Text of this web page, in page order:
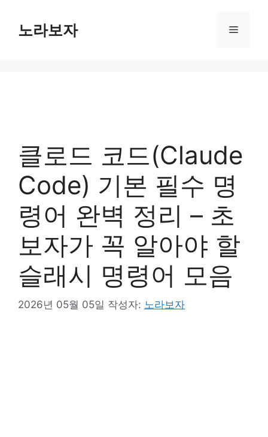
노라보자 메
클로드 코드(Claude
Code) 기본 필수 명
령어 완벽 정리 – 초
보자가 꼭 알아야 할
슬래시 명령어 모음
2026년 05월 05일 작성자: 노라보자